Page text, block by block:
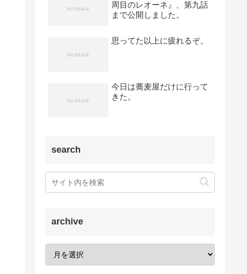
周目のレオーネ』、第九話
まで公開しました。
思ってた以上に疲れるぞ。
今日は蕎麦屋だけに行って
きた。
search
archive